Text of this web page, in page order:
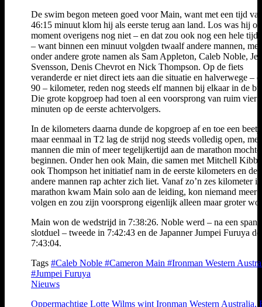
De swim begon meteen goed voor Main, want met een tijd
46:15 minuut klom hij als eerste terug aan land. Los was hij
moment overigens nog niet – en dat zou ook nog een hele tijd
– want binnen een minuut volgden twaalf andere mannen, met
onder andere grote namen als Sam Appleton, Caleb Noble,
Svensson, Denis Chevrot en Nick Thompson. Op de fiets
veranderde er niet direct iets aan die situatie en halverwege –
90 – kilometer, reden nog steeds elf mannen bij elkaar in de
Die grote kopgroep had toen al een voorsprong van ruim vier
minuten op de eerste achtervolgers.
In de kilometers daarna dunde de kopgroep af en toe een
maar eenmaal in T2 lag de strijd nog steeds volledig open,
mannen die min of meer tegelijkertijd aan de marathon
beginnen. Onder hen ook Main, die samen met Mitchell
ook Thompson het initiatief nam in de eerste kilometers en de
andere mannen rap achter zich liet. Vanaf zo’n zes kilometer
marathon kwam Main solo aan de leiding, kon niemand meer
volgen en zou zijn voorsprong eigenlijk alleen maar groter
Main won de wedstrijd in 7:38:26. Noble werd – na een
slotduel – tweede in 7:42:43 en de Japanner Jumpei Furuya
7:43:04.
Tags #Caleb Noble #Cameron Main #Ironman Western
#Jumpei Furuya
Nieuws
Oppermachtige Lotte Wilms wint Ironman Western Australia,